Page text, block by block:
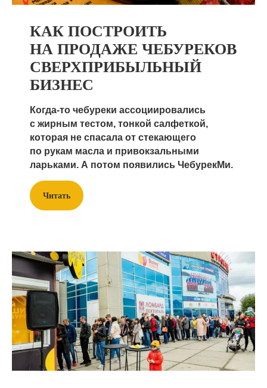
КАК ПОСТРОИТЬ
НА ПРОДАЖЕ ЧЕБУРЕКОВ
СВЕРХПРИБЫЛЬНЫЙ
БИЗНЕС
Когда-то чебуреки ассоциировались
с жирным тестом, тонкой салфеткой,
которая не спасала от стекающего
по рукам масла и привокзальными
ларьками. А потом появились ЧебурекМи.
Читать